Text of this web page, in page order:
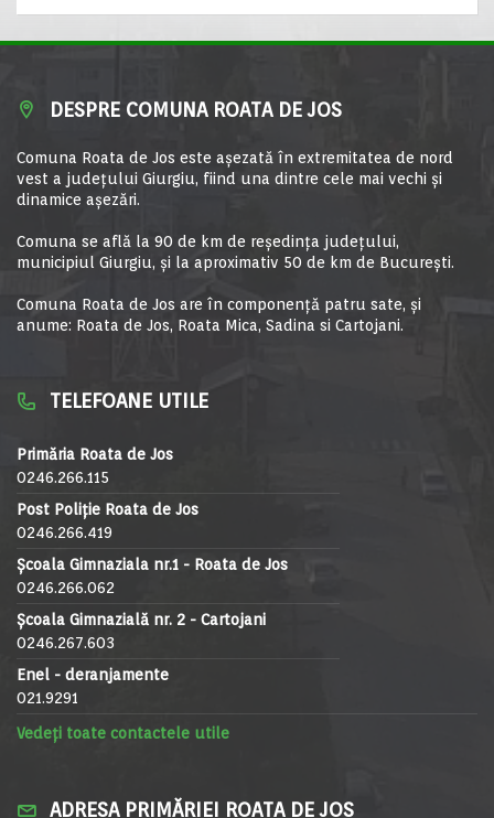
DESPRE COMUNA ROATA DE JOS
Comuna Roata de Jos este aşezată în extremitatea de nord
vest a judeţului Giurgiu, fiind una dintre cele mai vechi şi
dinamice aşezări.
Comuna se află la 90 de km de reşedinţa judeţului,
municipiul Giurgiu, şi la aproximativ 50 de km de Bucureşti.
Comuna Roata de Jos are în componență patru sate, și
anume: Roata de Jos, Roata Mica, Sadina si Cartojani.
TELEFOANE UTILE
Primăria Roata de Jos
0246.266.115
Post Poliție Roata de Jos
0246.266.419
Școala Gimnaziala nr.1 - Roata de Jos
0246.266.062
Școala Gimnazială nr. 2 - Cartojani
0246.267.603
Enel - deranjamente
021.9291
Vedeți toate contactele utile
ADRESA PRIMĂRIEI ROATA DE JOS